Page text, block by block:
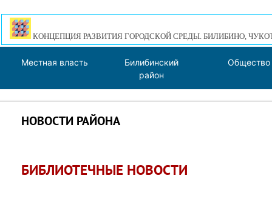
КОНЦЕПЦИЯ РАЗВИТИЯ ГОРОДСКОЙ СРЕДЫ. БИЛИБИНО,
Местная власть
Билибинский
район
Общество
НОВОСТИ РАЙОНА
БИБЛИОТЕЧНЫЕ НОВОСТИ